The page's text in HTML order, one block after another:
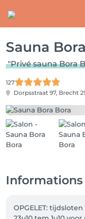
Sauna
"Privé sauna Bora
127
Dorpsstraat 97, Brecht
OPGELET: